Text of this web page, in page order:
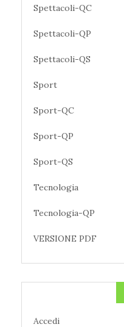
Spettacoli-QC
Spettacoli-QP
Spettacoli-QS
Sport
Sport-QC
Sport-QP
Sport-QS
Tecnologia
Tecnologia-QP
VERSIONE PDF
Accedi